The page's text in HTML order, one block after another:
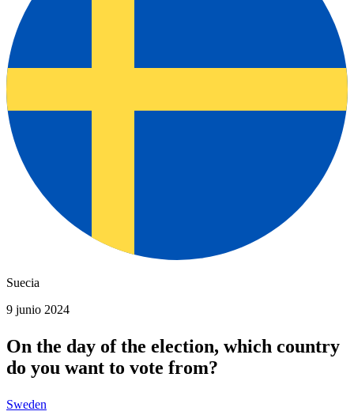
Suecia
9 junio 2024
On the day of the election, which country
do you want to vote from?
Sweden